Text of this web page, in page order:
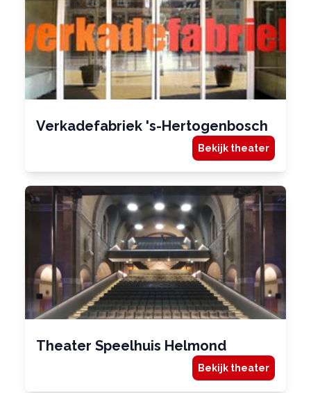
Verkadefabriek 's-Hertogenbosch
Bekijk theater
Theater Speelhuis Helmond
Bekijk theater